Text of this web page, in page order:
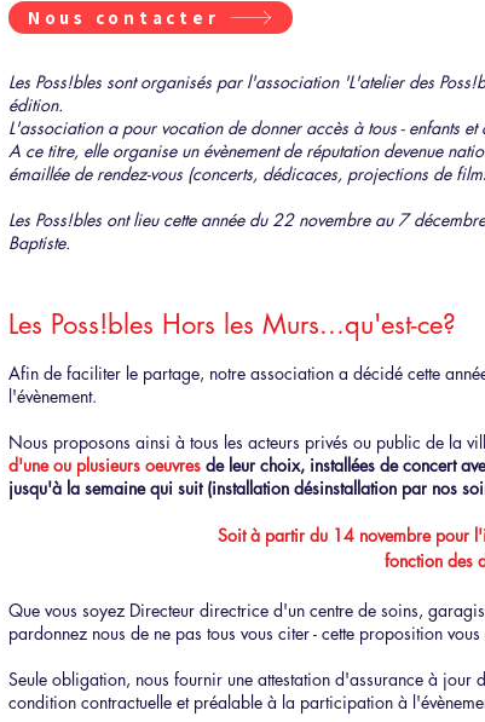
Nous contacter
Les Poss!bles sont organisés par l'association 'L'atelier des
édition.
L'association a pour vocation de donner accès à tous - enfants
A ce titre, elle organise un évènement de réputation devenue
émaillée de rendez-vous (concerts, dédicaces, projections de
Les Poss!bles ont lieu cette année du 22 novembre au 7
Baptiste.
Les Poss!bles Hors les Murs...qu'est-ce?
Afin de faciliter le partage, notre association a décidé cette
l'évènement.
Nous proposons ainsi à tous les acteurs privés ou public de la
d'une ou plusieurs oeuvres de leur choix, installées de concert
jusqu'à la semaine qui suit(installation désinstallation par nos
Soit à partir du 14 novembre pour
fonction des
Que vous soyez Directeur directrice d'un centre de soins,
pardonnez nous de ne pas tous vous citer - cette proposition
Seule obligation, nous fournir une attestation d'assurance à jour
condition contractuelle et préalable à la participation à